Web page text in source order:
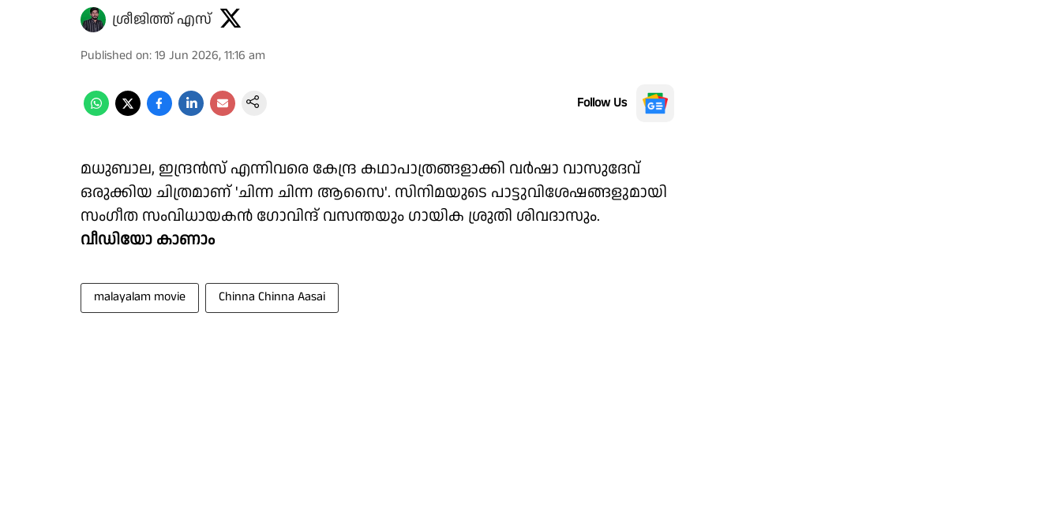
ശ്രീജിത്ത് എസ്
Published on:19 Jun 2026, 11:16 am
Follow Us
മധുബാല, ഇന്ദ്രൻസ് എന്നിവരെ കേന്ദ്ര കഥാപാത്രങ്ങളാക്കി വർഷാ വാസുദേവ്
ഒരുക്കിയ ചിത്രമാണ് 'ചിന്ന ചിന്ന ആസൈ'. സിനിമയുടെ പാട്ടുവിശേഷങ്ങളുമായി
സംഗീത സംവിധായകൻ ഗോവിന്ദ് വസന്തയും ഗായിക ശ്രുതി ശിവദാസും.
വീഡിയോ കാണാം
malayalam movie Chinna Chinna Aasai